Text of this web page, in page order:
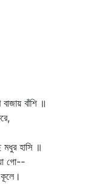
বাঁশি ॥
হাসি ॥
গো--